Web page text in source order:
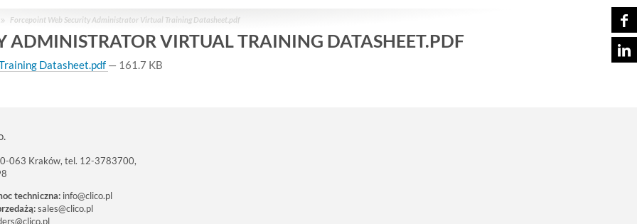
Forcepoint Web Security Administrator Virtual Training Datasheet.pdf
ADMINISTRATOR VIRTUAL TRAINING DATASHEET.PDF
Datasheet.pdf — 161.7 KB
063 Kraków, tel. 12-3783700,
techniczna: info@clico.pl
sales@clico.pl